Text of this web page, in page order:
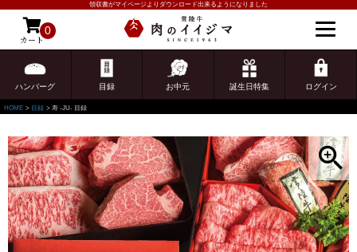
領収書がマイページよりダウンロード出来るようになりました
カート
0
ハンバーグ 目録 お中元 誕生日特集 ログイン
ゲスト 様こんにちは
ログイン
HOME 目録 寿 -JU- 目録